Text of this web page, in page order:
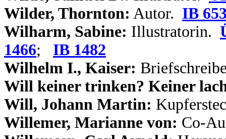
Wilder, Thornton: Autor. IB
Wilharm, Sabine: Illustratorin.
1466; IB 1482
Wilhelm I., Kaiser:
Will keiner trinken? Keiner
Will, Johann Martin:
Willemer, Marianne von: Co-